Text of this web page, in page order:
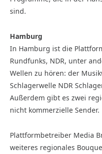
sind.
Hamburg
In Hamburg ist die
Rundfunks, NDR, unter
Wellen zu hören: der
Schlagerwelle NDR
Außerdem gibt es zwei
nicht kommerzielle Sender.
Plattformbetreiber Media
weiteres regionales